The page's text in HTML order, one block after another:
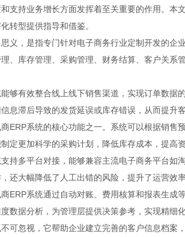
支持业务增长方面发挥着至关重要的作用。本
转型提供指导和借鉴。
义，是指专门针对电子商务行业定制开发的
、库存管理、采购管理、财务结算、客户关系
够有效整合线上线下销售渠道，实现订单数
息滞后导致的发货延误或库存错误，从而提升
ERP系统的核心功能之一。系统可以根据销
定更加科学的采购计划，降低库存成本，提高
持多平台对接，能够兼容主流电子商务平台
还大幅降低了人工出错的风险，提升了运营效
ERP系统通过自动对账、费用核算和报表生
数据分析，为管理层提供决策参考，实现精细
可忽视，它帮助企业建立完善的客户信息档案